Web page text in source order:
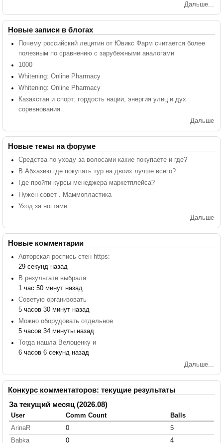
Дальше...
Новые записи в блогах
Почему российский лецитин от Ювикс Фарм считается более
полезным по сравнению с зарубежными аналогами
1000
Whitening: Online Pharmacy
Whitening: Online Pharmacy
Казахстан и спорт: гордость нации, энергия улиц и дух
соревнования
Дальше
Новые темы на форуме
Средства по уходу за волосами какие покупаете и где?
В Абхазию где покупать тур на двоих лучше всего?
Где пройти курсы менеджера маркетплейса?
Нужен совет . Маммопластика
Уход за ногтями
Дальше
Новые комментарии
Авторская роспись стен https:
29 секунд назад
В результате выбрала
1 час 50 минут назад
Советую организовать
5 часов 30 минут назад
Можно оборудовать отдельное
5 часов 34 минуты назад
Тогда нашла Велоценку и
6 часов 6 секунд назад
Дальше...
Конкурс комментаторов: текущие результаты
За текущий месяц (2026.08)
User Comm Count
Balls
ArinaR
0
5
Babka
0 4